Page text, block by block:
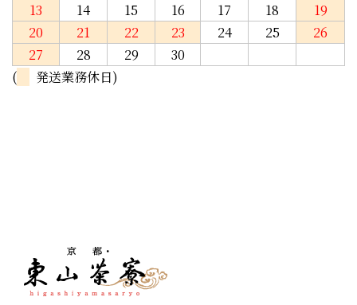
13
14 15 16 17 18
19
20
21 22 23 24 25
26
27
28 29
30
(
発送業務休日)